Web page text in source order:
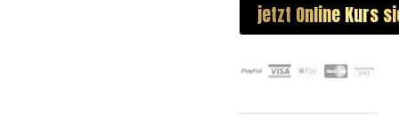
jetzt Online Kurs